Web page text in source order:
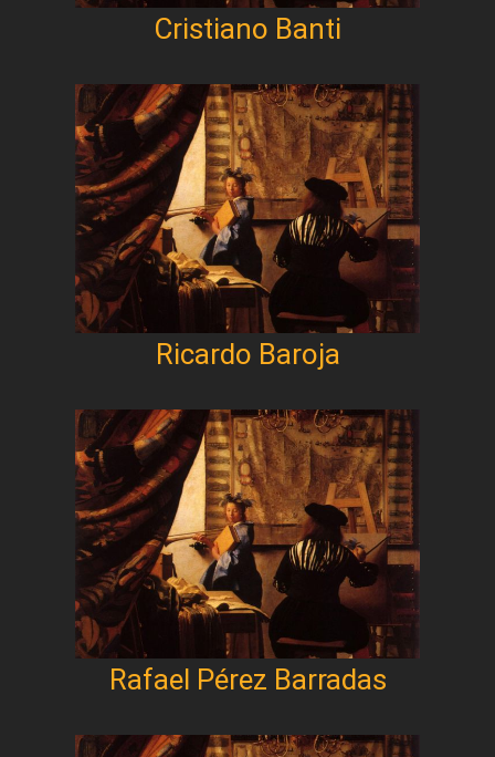
Cristiano Banti
Ricardo Baroja
Rafael Pérez Barradas